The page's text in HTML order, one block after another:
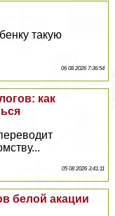
такую
06 08 2026 7:36:54
как
05 08 2026 3:41:11
белой акации